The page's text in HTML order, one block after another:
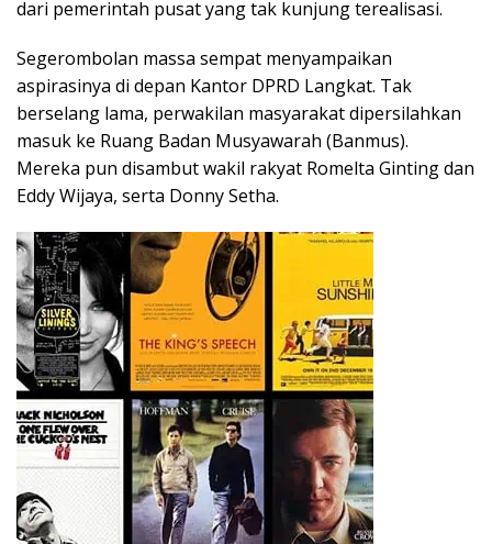
dari pemerintah pusat yang tak kunjung terealisasi.
Segerombolan massa sempat menyampaikan
aspirasinya di depan Kantor DPRD Langkat. Tak
berselang lama, perwakilan masyarakat dipersilahkan
masuk ke Ruang Badan Musyawarah (Banmus).
Mereka pun disambut wakil rakyat Romelta Ginting dan
Eddy Wijaya, serta Donny Setha.